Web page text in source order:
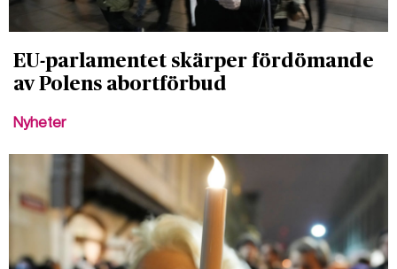
EU-parlamentet skärper fördömande
av Polens abortförbud
Nyheter